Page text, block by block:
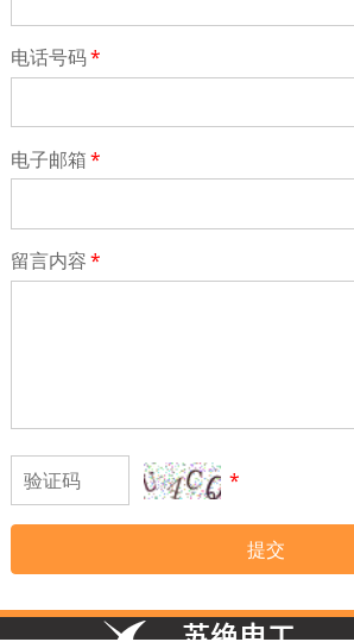
电话号码*
电子邮箱*
留言内容*
*
提交